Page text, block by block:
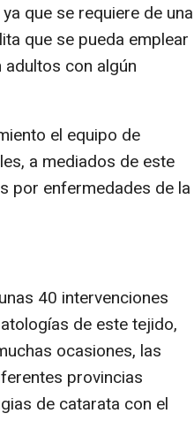
que se requiere de una
que se pueda emplear
con algún
el equipo de
a mediados de este
por enfermedades de la
40 intervenciones
de este tejido,
ocasiones, las
provincias
de catarata con el